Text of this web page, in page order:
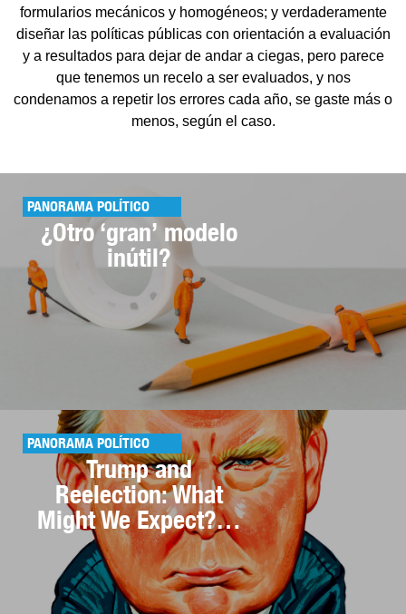
formularios mecánicos y homogéneos; y verdaderamente
diseñar las políticas públicas con orientación a evaluación
y a resultados para dejar de andar a ciegas, pero parece
que tenemos un recelo a ser evaluados, y nos
condenamos a repetir los errores cada año, se gaste más o
menos, según el caso.
PANORAMA POLÍTICO
¿Otro ‘gran’ modelo
inútil?
PANORAMA POLÍTICO
Trump and
Reelection: What
Might We Expect?…